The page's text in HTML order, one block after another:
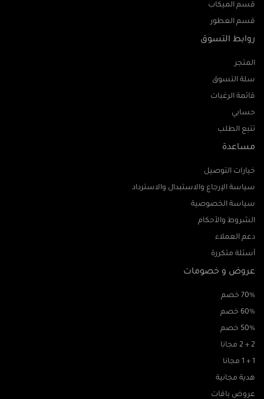
قسم الميكاب
قسم العطور
روابط التسوق
المتجر
سلة التسوق
قائمة الرغبات
حسابي
تتبع الطلب
مساعدة
خيارات التوصيل
سياسة الإرجاع والاستبدال والاسترداد
سياسة الخصوصية
الشروط والأحكام
دعم العملاء
أسئلة متكررة
عروض و خصومات
70% خصم
60% خصم
50% خصم
2 + 2 مجانا
1 + 1 مجانا
هدية مجانية
عروض باقات